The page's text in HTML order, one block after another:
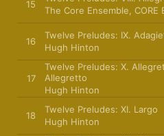
15
The Core Ensemble, CORE
16
Twelve Preludes: IX.
Hugh Hinton
17
Twelve Preludes: X.
Allegretto
Hugh Hinton
18
Twelve Preludes: XI. Largo
Hugh Hinton